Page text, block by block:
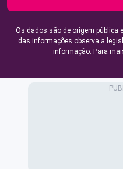
Os dados são de origem pública
das informações observa a
informação. Para